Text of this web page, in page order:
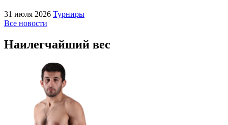
31 июля 2026 Турниры
Все новости
Наилегчайший вес